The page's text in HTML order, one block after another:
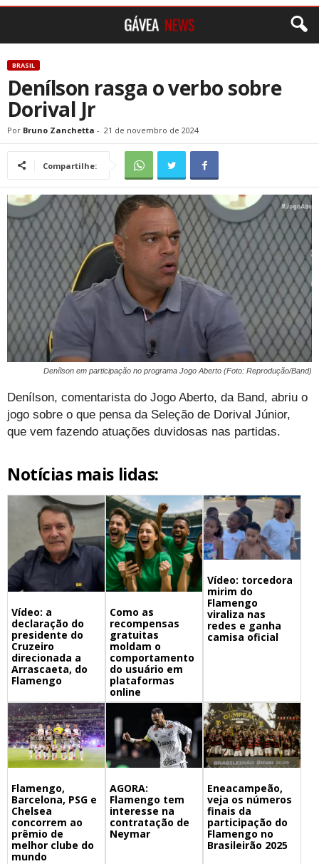
BRASIL
Denílson rasga o verbo sobre
Dorival Jr
Por Bruno Zanchetta - 21 de novembro de 2024
Compartilhe:
Denílson em participação no programa Jogo Aberto (Foto: Reprodução/Band)
Denílson, comentarista do Jogo Aberto, da Band, abriu o
jogo sobre o que pensa da Seleção de Dorival Júnior,
que vem fazendo atuações duvidosas nas partidas.
Notícias mais lidas:
Vídeo: a
declaração do
presidente do
Cruzeiro
direcionada a
Arrascaeta, do
Flamengo
Como as
recompensas
gratuitas
moldam o
comportamento
do usuário em
plataformas
online
Vídeo: torcedora
mirim do
Flamengo
viraliza nas
redes e ganha
camisa oficial
Flamengo,
Barcelona, PSG e
Chelsea
concorrem ao
prêmio de
melhor clube do
mundo
AGORA:
Flamengo tem
interesse na
contratação de
Neymar
Eneacampeão,
veja os números
finais da
participação do
Flamengo no
Brasileirão 2025